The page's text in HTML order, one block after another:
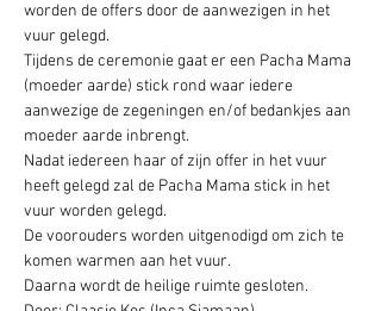
worden de offers door de aanwezigen in het
vuur gelegd.
Tijdens de ceremonie gaat er een Pacha Mama
(moeder aarde) stick rond waar iedere
aanwezige de zegeningen en/of bedankjes aan
moeder aarde inbrengt.
Nadat iedereen haar of zijn offer in het vuur
heeft gelegd zal de Pacha Mama stick in het
vuur worden gelegd.
De voorouders worden uitgenodigd om zich te
komen warmen aan het vuur.
Daarna wordt de heilige ruimte gesloten.